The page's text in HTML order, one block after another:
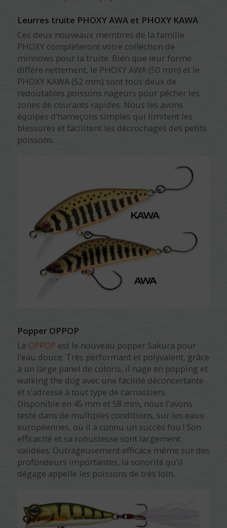
Leurres truite PHOXY AWA et PHOXY KAWA
Ces deux nouveaux membres de la famille
PHOXY complèteront votre collection de
minnows pour la truite. Bien que leur forme
diffère nettement, le PHOXY AWA (50 mm) et le
PHOXY KAWA (52 mm) sont tous deux de
redoutables poissons nageurs pour pêcher les
zones de courants rapides. Nous les avons
équipés d’hameçons simples qui limitent les
blessures et facilitent les décrochages des petits
poissons.
Popper OPPOP
Le OPPOP est le nouveau popper Sakura pour
l’eau douce. Très performant et polyvalent, grâce
à un large panel de coloris, il nage en popping et
walking the dog avec une facilité déconcertante
et s’adresse à tout type de carnassiers.
Disponible en 45 mm et 58 mm, nous l’avons
testé dans de multiples conditions, sur les eaux
européennes, où il a connu un succès fou ! Son
efficacité et sa robustesse sont largement
validées. Outrageusement efficace même sur des
profondeurs importantes, la sonorité qu’il
dégage appelle les poissons de très loin.